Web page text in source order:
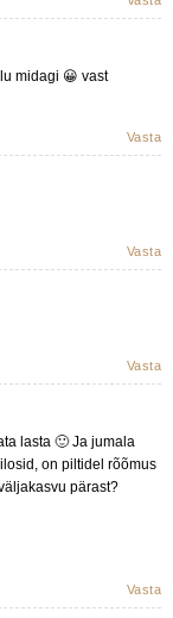
midagi 😀 vast
Vasta
Vasta
Vasta
lasta 🙂 Ja jumala
on piltidel rõõmus
pärast?
Vasta